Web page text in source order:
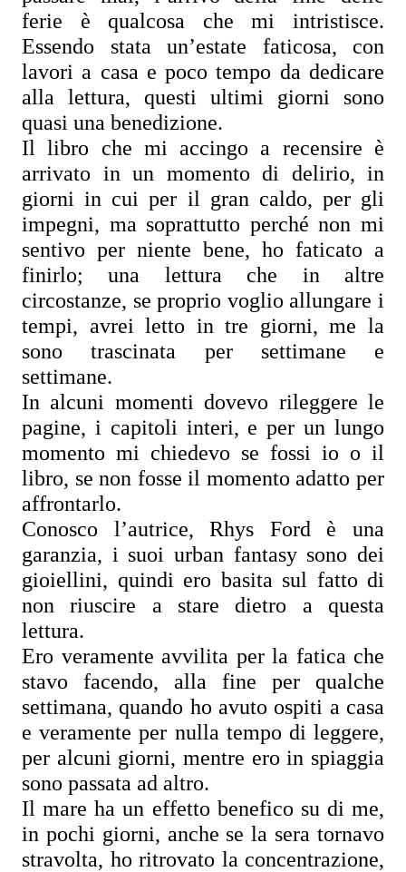
ferie è qualcosa che mi intristisce.
Essendo stata un’estate faticosa, con
lavori a casa e poco tempo da dedicare
alla lettura, questi ultimi giorni sono
quasi una benedizione.
Il libro che mi accingo a recensire è
arrivato in un momento di delirio, in
giorni in cui per il gran caldo, per gli
impegni, ma soprattutto perché non mi
sentivo per niente bene, ho faticato a
finirlo; una lettura che in altre
circostanze, se proprio voglio allungare i
tempi, avrei letto in tre giorni, me la
sono trascinata per settimane e
settimane.
In alcuni momenti dovevo rileggere le
pagine, i capitoli interi, e per un lungo
momento mi chiedevo se fossi io o il
libro, se non fosse il momento adatto per
affrontarlo.
Conosco l’autrice, Rhys Ford è una
garanzia, i suoi urban fantasy sono dei
gioiellini, quindi ero basita sul fatto di
non riuscire a stare dietro a questa
lettura.
Ero veramente avvilita per la fatica che
stavo facendo, alla fine per qualche
settimana, quando ho avuto ospiti a casa
e veramente per nulla tempo di leggere,
per alcuni giorni, mentre ero in spiaggia
sono passata ad altro.
Il mare ha un effetto benefico su di me,
in pochi giorni, anche se la sera tornavo
stravolta, ho ritrovato la concentrazione,